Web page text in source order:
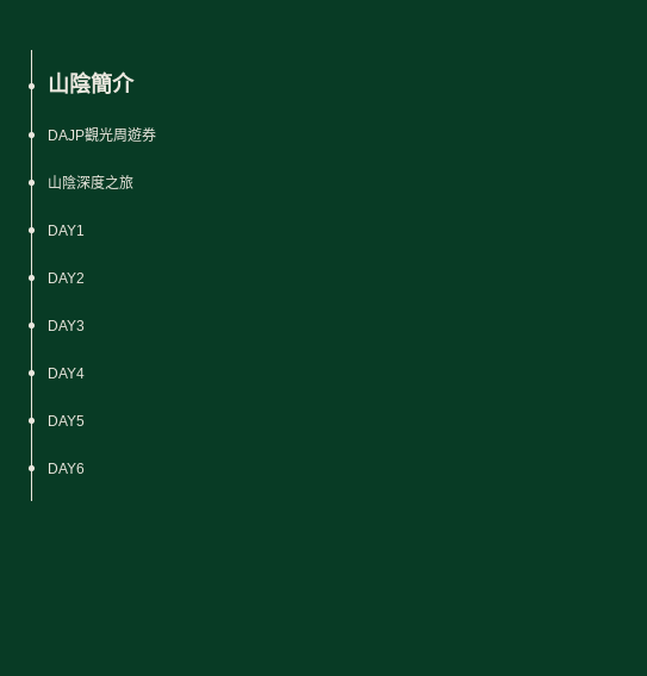
山陰簡介
DAJP觀光周遊券
山陰深度之旅
DAY1
DAY2
DAY3
DAY4
DAY5
DAY6